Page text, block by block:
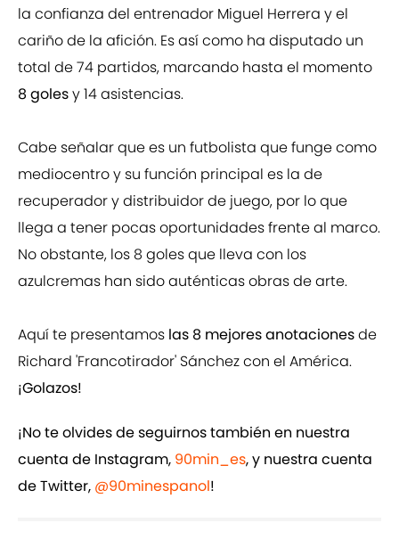
la confianza del entrenador Miguel Herrera y el
cariño de la afición. Es así como ha disputado un
total de 74 partidos, marcando hasta el momento
8 golesy 14 asistencias.
Cabe señalar que es un futbolista que funge como
mediocentro y su función principal es la de
recuperador y distribuidor de juego, por lo que
llega a tener pocas oportunidades frente al marco.
No obstante, los 8 goles que lleva con los
azulcremas han sido auténticas obras de arte.
Aquí te presentamos las 8 mejores anotacionesde
Richard 'Francotirador' Sánchez con el América.
¡Golazos!
¡No te olvides de seguirnos también en nuestra
cuenta de Instagram, 90min_es, y nuestra cuenta
de Twitter, @90minespanol!